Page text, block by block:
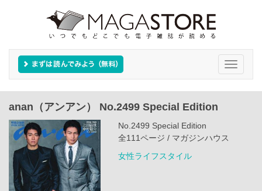
Toggle
anan（アンアン） No.2499 Special Edition
No.2499 Special Edition
全111ページ / マガジンハウス
女性ライフスタイル